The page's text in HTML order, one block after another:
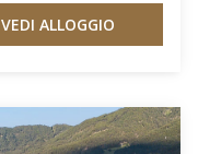
VEDI ALLOGGIO